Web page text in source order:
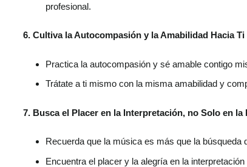
profesional.
6. Cultiva la Autocompasión y la Amabilidad Hacia
Practica la autocompasión y sé amable contigo
Trátate a ti mismo con la misma amabilidad y
7. Busca el Placer en la Interpretación, no Solo en la
Recuerda que la música es más que la búsqueda
Encuentra el placer y la alegría en la